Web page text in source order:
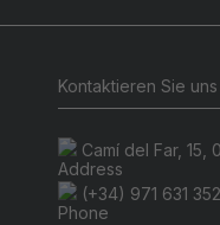
Kontaktieren Sie uns
Camí del Far, 15,
(+34) 971 631 352